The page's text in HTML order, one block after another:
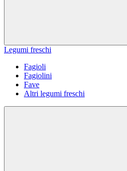
Legumi freschi
Fagioli
Fagiolini
Fave
Altri legumi freschi